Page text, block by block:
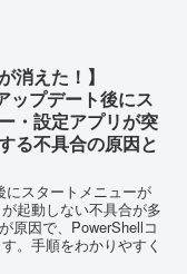
消えた！】
ップデート後にス
・設定アプリが突
る不具合の原因と
にスタートメニューが
起動しない不具合が多
原因で、PowerShellコ
。手順をわかりやすく